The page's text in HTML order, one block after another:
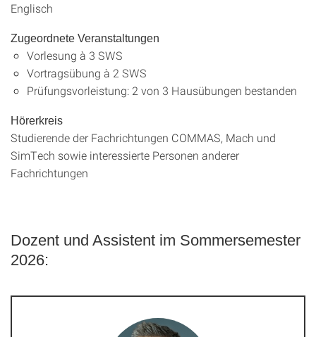
Englisch
Zugeordnete Veranstaltungen
Vorlesung à 3 SWS
Vortragsübung à 2 SWS
Prüfungsvorleistung: 2 von 3 Hausübungen bestanden
Hörerkreis
Studierende der Fachrichtungen COMMAS, Mach und
SimTech sowie interessierte Personen anderer
Fachrichtungen
Dozent und Assistent im Sommersemester
2026: